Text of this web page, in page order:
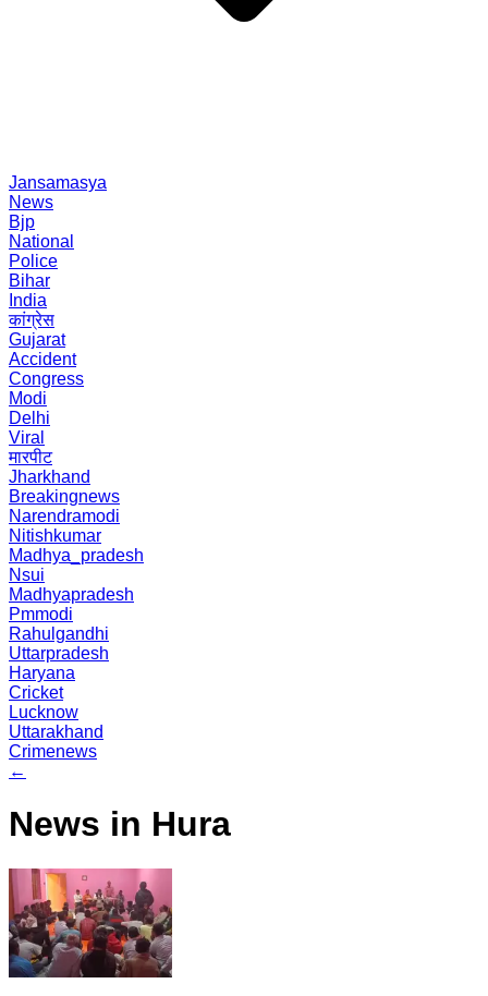
Jansamasya
News
Bjp
National
Police
Bihar
India
कांग्रेस
Gujarat
Accident
Congress
Modi
Delhi
Viral
मारपीट
Jharkhand
Breakingnews
Narendramodi
Nitishkumar
Madhya_pradesh
Nsui
Madhyapradesh
Pmmodi
Rahulgandhi
Uttarpradesh
Haryana
Cricket
Lucknow
Uttarakhand
Crimenews
←
News in Hura